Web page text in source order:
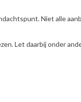
Niet alle
Let daarbij onder